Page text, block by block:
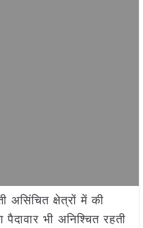
असिंचित क्षेत्रों में की
भी अनिश्चित रहती